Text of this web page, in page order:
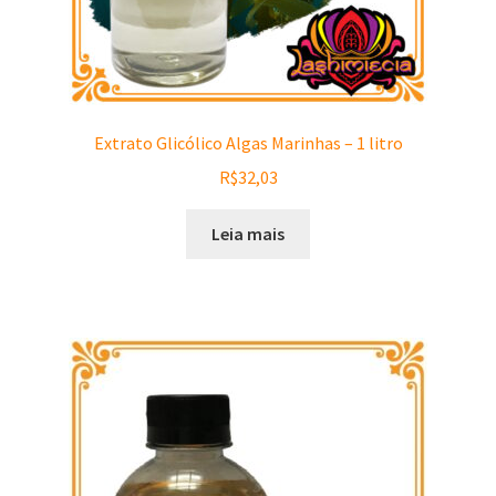
Extrato Glicólico Algas Marinhas – 1 litro
R$32,03
Leia mais